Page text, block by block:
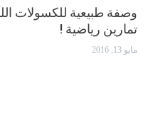
وصفة طبيعية للكسولات
تمارين رياضية !
مايو 13, 2016